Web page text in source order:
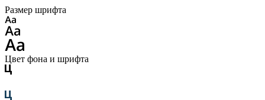
Размер шрифта
Цвет фона и шрифта